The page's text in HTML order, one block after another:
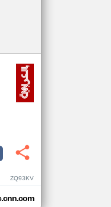
ZQ93KV